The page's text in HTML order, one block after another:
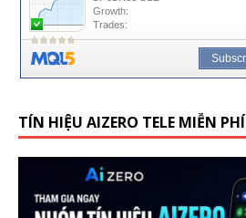
TÍN HIỆU AIZERO TELE MIỄN PHÍ